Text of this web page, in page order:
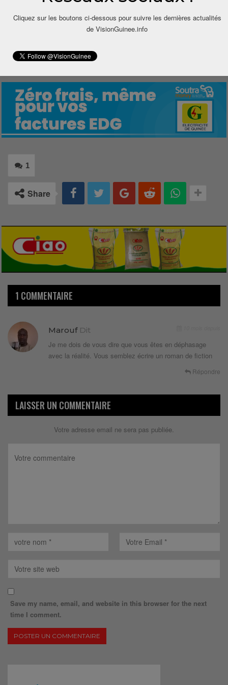
un figurant muet applaudissant les illusions.
1
Share
1 COMMENTAIRE
Marouf Dit
Je me dois de vous dire que vous êtes en déphasage
avec la réalité. Vous semblez écrire un roman de fiction
Répondre
LAISSER UN COMMENTAIRE
Votre adresse email ne sera pas publiée.
Save my name, email, and website in this browser for the next
time I comment.
Cliquez sur les boutons ci-dessous pour suivre les dernières actualités
de VisionGuinee.info